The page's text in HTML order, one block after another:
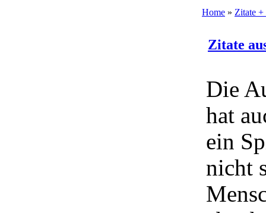
Home » Zitate +
Zitate
Die
hat
ein
nicht